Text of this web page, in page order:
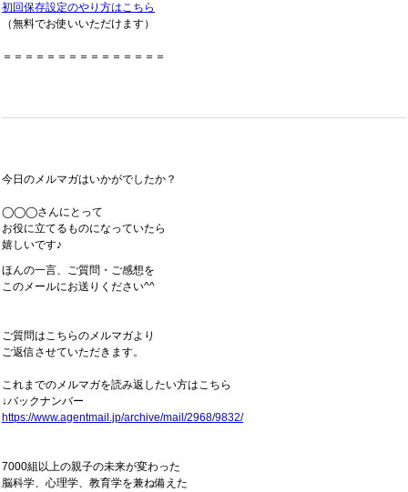
初回保存設定のやり方はこちら
（無料でお使いいただけます）
＝＝＝＝＝＝＝＝＝＝＝＝＝＝＝
今日のメルマガはいかがでしたか？
◯◯◯さんにとって
お役に立てるものになっていたら
嬉しいです♪
ほんの一言、ご質問・ご感想を
このメールにお送りください^^
ご質問はこちらのメルマガより
ご返信させていただきます。
これまでのメルマガを読み返したい方はこちら
↓バックナンバー
https://www.agentmail.jp/archive/mail/2968/9832/
7000組以上の親子の未来が変わった
脳科学、心理学、教育学を兼ね備えた